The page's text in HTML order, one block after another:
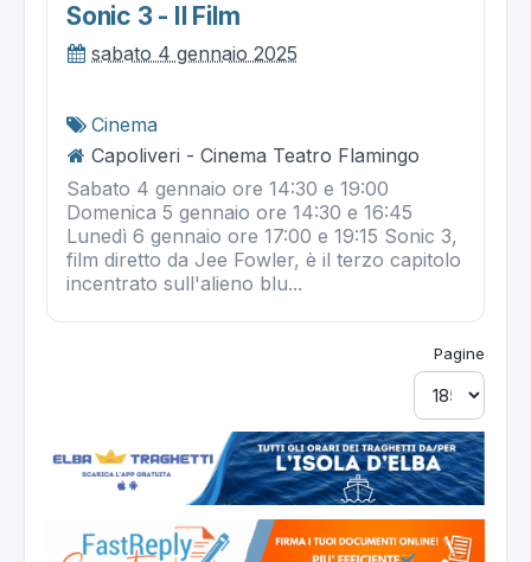
Sonic 3 - Il Film
sabato 4 gennaio 2025
Cinema
Capoliveri - Cinema Teatro Flamingo
Sabato 4 gennaio ore 14:30 e 19:00
Domenica 5 gennaio ore 14:30 e 16:45
Lunedì 6 gennaio ore 17:00 e 19:15 Sonic 3,
film diretto da Jee Fowler, è il terzo capitolo
incentrato sull'alieno blu...
Pagine